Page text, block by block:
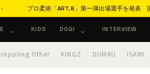
ロ柔術「ART.8」第一弾出場選手を発表 国内外の実力
KIDS DOGI INTERVIEW
Other KINGZ DUMAU ISAMI